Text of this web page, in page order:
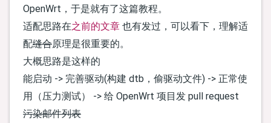
OpenWrt，于是就有了这篇教程。
适配思路在之前的文章 也有发过，可以看下，理解适
配缝合原理是很重要的。
大概思路是这样的
能启动 -> 完善驱动(构建 dtb，偷驱动文件) -> 正常使
用（压力测试） -> 给 OpenWrt 项目发 pull request
污染邮件列表